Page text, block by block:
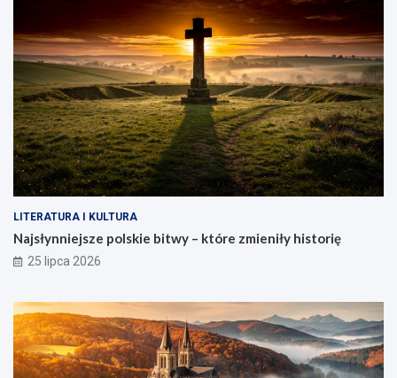
LITERATURA I KULTURA
Najsłynniejsze polskie bitwy – które zmieniły historię
25 lipca 2026